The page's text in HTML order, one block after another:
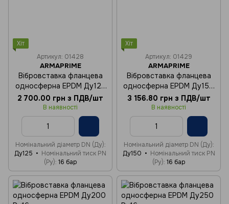
Хіт
Артикул: 01428
ARMAPRIME
Вібровставка фланцева
односферна EPDM Ду125
Ру16
2 700.00 грн з ПДВ/шт
В наявності
Номінальний діаметр DN (Ду)
Ду125
Номінальний тиск PN
(Ру) 16 бар
Хіт
Артикул: 01429
ARMAPRIME
Вібровставка фланцева
односферна EPDM Ду150
Ру16
3 156.80 грн з ПДВ/шт
В наявності
Номінальний діаметр DN (Ду)
Ду150
Номінальний тиск PN
(Ру) 16 бар